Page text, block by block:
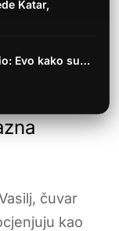
Katar,
Evo kako su…
čuvar
kao